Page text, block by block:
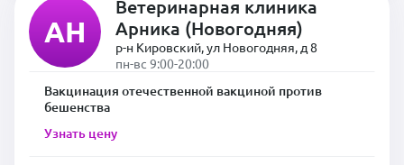
АН
Ветеринарная клиника
Арника (Новогодняя)
р-н Кировский, ул Новогодняя, д 8
пн-вс 9:00-20:00
Вакцинация отечественной вакциной против
бешенства
Узнать цену